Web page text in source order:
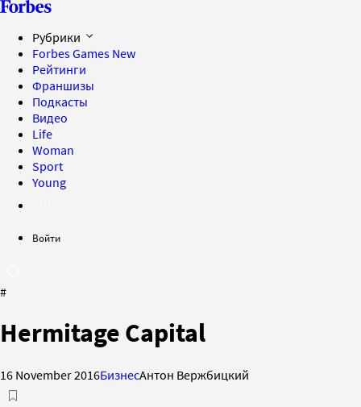
Рубрики
Forbes Games New
Рейтинги
Франшизы
Подкасты
Видео
Life
Woman
Sport
Young
Войти
#
Hermitage Capital
16 November 2016БизнесАнтон Вержбицкий